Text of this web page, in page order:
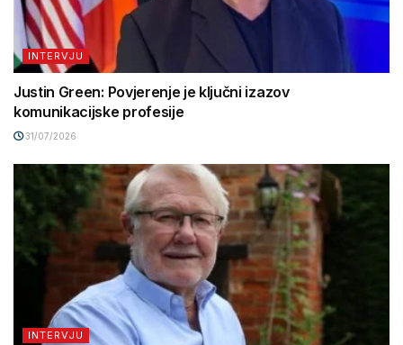
INTERVJU
Justin Green: Povjerenje je ključni izazov
komunikacijske profesije
31/07/2026
INTERVJU